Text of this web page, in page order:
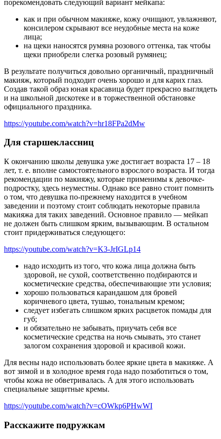
порекомендовать следующий вариант мейкапа:
как и при обычном макияже, кожу очищают, увлажняют,
консилером скрывают все неудобные места на коже
лица;
на щеки наносятся румяна розового оттенка, так чтобы
щеки приобрели слегка розовый румянец;
В результате получиться довольно органичный, праздничный
макияж, который подходит очень хорошо и для карих глаз.
Создав такой образ юная красавица будет прекрасно выглядеть
и на школьной дискотеке и в торжественной обстановке
официального праздника.
https://youtube.com/watch?v=hr18FPa2dMw
Для старшеклассниц
К окончанию школы девушка уже достигает возраста 17 – 18
лет, т. е. вполне самостоятельного взрослого возраста. И тогда
рекомендации по макияжу, которые применимы к девочке-
подростку, здесь неуместны. Однако все равно стоит помнить
о том, что девушка по-прежнему находится в учебном
заведении и поэтому стоит соблюдать некоторые правила
макияжа для таких заведений. Основное правило — мейкап
не должен быть слишком ярким, вызывающим. В остальном
стоит придерживаться следующего:
https://youtube.com/watch?v=K3-JrIGLp14
надо исходить из того, что кожа лица должна быть
здоровой, не сухой, соответственно подбираются и
косметические средства, обеспечивающие эти условия;
хорошо пользоваться карандашом для бровей
коричневого цвета, тушью, тональным кремом;
следует избегать слишком ярких расцветок помады для
губ;
и обязательно не забывать, приучать себя все
косметические средства на ночь смывать, это станет
залогом сохранения здоровой и красивой кожи.
Для весны надо использовать более яркие цвета в макияже. А
вот зимой и в холодное время года надо позаботиться о том,
чтобы кожа не обветривалась. А для этого использовать
специальные защитные кремы.
https://youtube.com/watch?v=cOWkp6PHwWI
Расскажите подружкам